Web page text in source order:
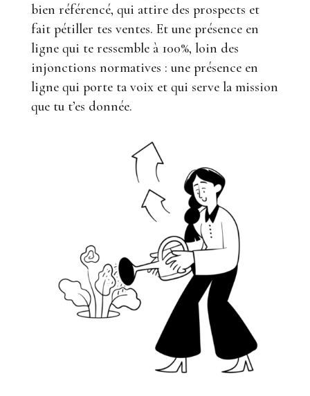
bien référencé, qui attire des prospects et
fait pétiller tes ventes. Et une présence en
ligne qui te ressemble à 100%, loin des
injonctions normatives : une présence en
ligne qui porte ta voix et qui serve la mission
que tu t’es donnée.